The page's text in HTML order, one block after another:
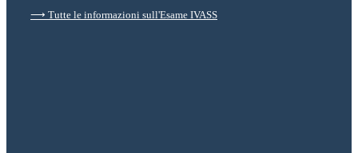
⟶ Tutte le informazioni sull'Esame IVASS